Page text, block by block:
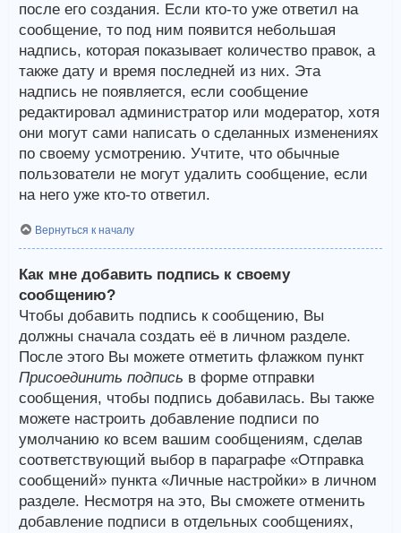
после его создания. Если кто-то уже ответил на
сообщение, то под ним появится небольшая
надпись, которая показывает количество правок, а
также дату и время последней из них. Эта
надпись не появляется, если сообщение
редактировал администратор или модератор, хотя
они могут сами написать о сделанных изменениях
по своему усмотрению. Учтите, что обычные
пользователи не могут удалить сообщение, если
на него уже кто-то ответил.
Вернуться к началу
Как мне добавить подпись к своему
сообщению?
Чтобы добавить подпись к сообщению, Вы
должны сначала создать её в личном разделе.
После этого Вы можете отметить флажком пункт
Присоединить подпись в форме отправки
сообщения, чтобы подпись добавилась. Вы также
можете настроить добавление подписи по
умолчанию ко всем вашим сообщениям, сделав
соответствующий выбор в параграфе «Отправка
сообщений» пункта «Личные настройки» в личном
разделе. Несмотря на это, Вы сможете отменить
добавление подписи в отдельных сообщениях,